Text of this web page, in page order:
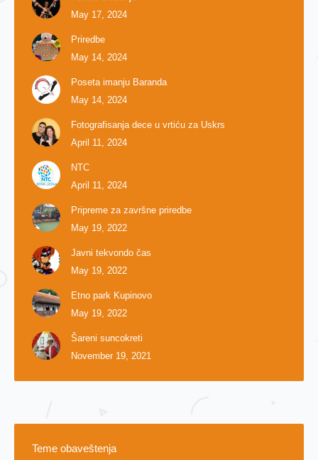
May 17, 2024
Priredbe
May 14, 2024
Poseta imanju Baranda
May 14, 2024
Fotografisanja dece u vrtiću za Uskrs
April 11, 2024
NTC
April 11, 2024
Pripreme za završne priredbe
May 19, 2022
Javni tekvondo čas
May 19, 2022
Etno park Kupinovo
May 19, 2022
Šareni suncokreti
November 19, 2021
Teme obaveštenja